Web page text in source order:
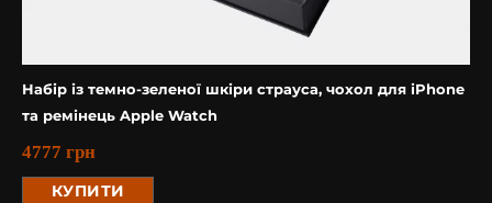
Набір із темно-зеленої шкіри страуса, чохол для iPhone
та ремінець Apple Watch
4777 грн
КУПИТИ